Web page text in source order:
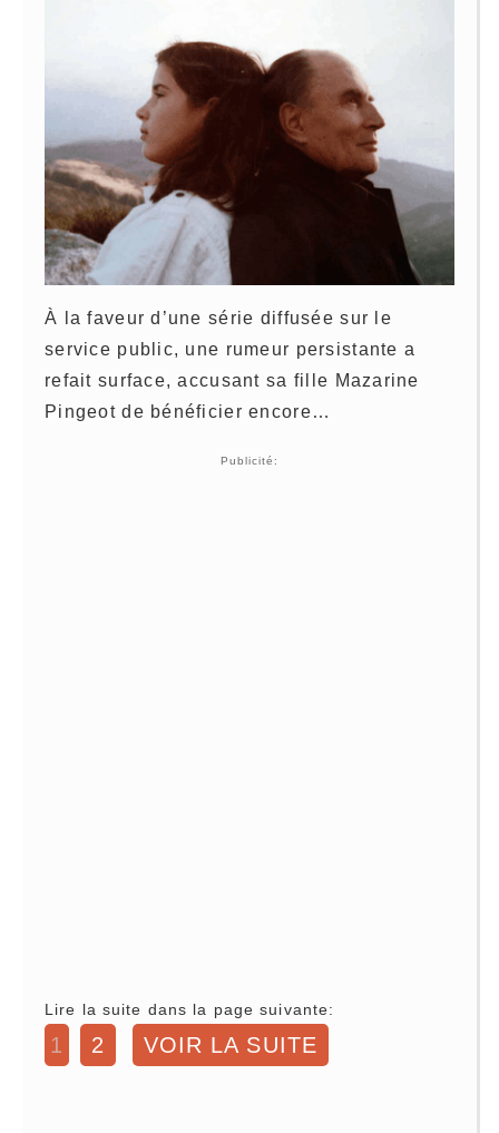
À la faveur d’une série diffusée sur le
service public, une rumeur persistante a
refait surface, accusant sa fille Mazarine
Pingeot de bénéficier encore…
Publicité:
Lire la suite dans la page suivante:
1 2 VOIR LA SUITE